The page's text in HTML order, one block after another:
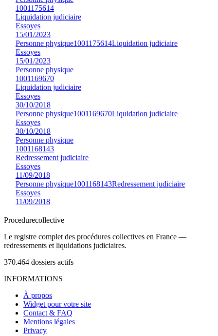
1001175614
Liquidation judiciaire
Essoyes
15/01/2023
Personne physique1001175614Liquidation judiciaire
Essoyes
15/01/2023
Personne physique
1001169670
Liquidation judiciaire
Essoyes
30/10/2018
Personne physique1001169670Liquidation judiciaire
Essoyes
30/10/2018
Personne physique
1001168143
Redressement judiciaire
Essoyes
11/09/2018
Personne physique1001168143Redressement judiciaire
Essoyes
11/09/2018
Procedurecollective
Le registre complet des procédures collectives en France —
redressements et liquidations judiciaires.
370.464 dossiers actifs
INFORMATIONS
À propos
Widget pour votre site
Contact & FAQ
Mentions légales
Privacy